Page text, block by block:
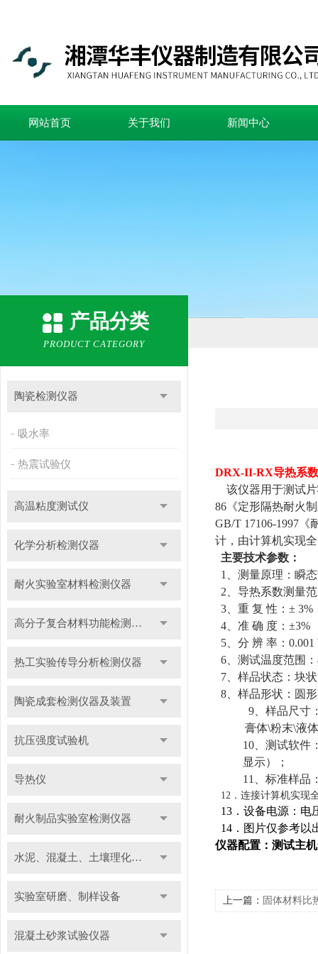
网站首页 关于我们 新闻中心
产品分类
PRODUCT CATEGORY
陶瓷检测仪器
吸水率
热震试验仪
高温粘度测试仪
化学分析检测仪器
耐火实验室材料检测仪器
高分子复合材料功能检测仪器
热工实验传导分析检测仪器
陶瓷成套检测仪器及装置
抗压强度试验机
导热仪
耐火制品实验室检测仪器
水泥、混凝土、土壤理化检测仪器及装置
实验室研磨、制样设备
混凝土砂浆试验仪器
DRX-II-RX导热系
该仪器用于测试
86 《定形隔热耐火
GB/T 17106-1997 《
计，由计算机实现
主要技术参数：
1
、测量原理：瞬
2 、导热系数测量
3 、重 复 性：± 3%
4 、准 确 度：±3%
5 、分 辨 率： 0.001
6 、测试温度范围：
7 、样品状态：块
8 、样品形状：圆
9 、样品尺寸
膏体\粉末\液
10 、测试软
显示）；
11
、标准样
12 ．连接计算机实现
13 ．设备电源：电
14 ．图片仅参考以
仪器配置：测试主
上一篇： 固体材料比